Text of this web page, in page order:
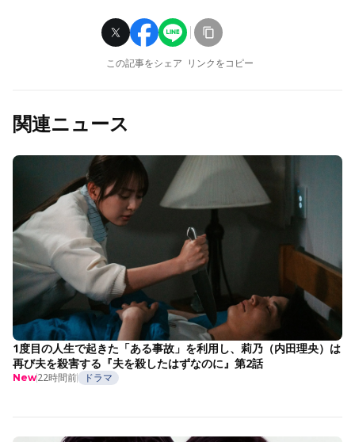
この記事をシェア リンクをコピー
関連ニュース
1度目の人生で起きた「ある事故」を利用し、莉乃（内田理央）は
再び夫を殺害する『夫を殺したはずなのに』第2話
New22時間前 ドラマ